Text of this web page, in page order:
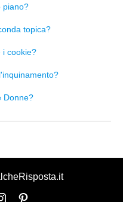
piano?
topica?
i cookie?
Donne?